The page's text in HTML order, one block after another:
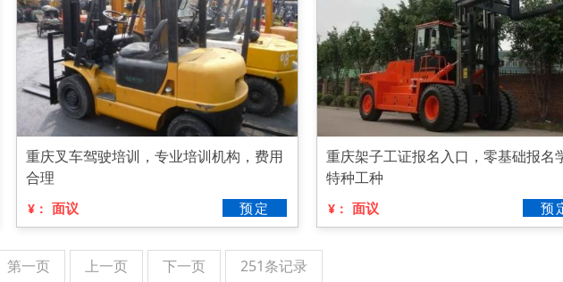
重庆叉车驾驶培训，专业培训机构，费用
合理
¥： 面议 预定
重庆架子工证报名入口，零基础报名
特种工种
¥： 面议 预
第一页 上一页 下一页 251条记录